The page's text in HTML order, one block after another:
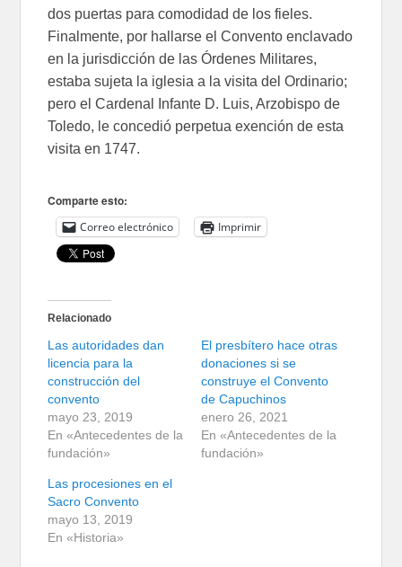
dos puertas para comodidad de los fieles.
Finalmente, por hallarse el Convento enclavado
en la jurisdicción de las Órdenes Militares,
estaba sujeta la iglesia a la visita del Ordinario;
pero el Cardenal Infante D. Luis, Arzobispo de
Toledo, le concedió perpetua exención de esta
visita en 1747.
Comparte esto:
Correo electrónico Imprimir
Relacionado
Las autoridades dan
licencia para la
construcción del
convento
mayo 23, 2019
En «Antecedentes de la
fundación»
El presbítero hace otras
donaciones si se
construye el Convento
de Capuchinos
enero 26, 2021
En «Antecedentes de la
fundación»
Las procesiones en el
Sacro Convento
mayo 13, 2019
En «Historia»